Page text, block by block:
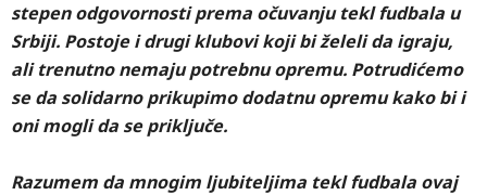
stepen odgovornosti prema očuvanju tekl fudbala u
Srbiji. Postoje i drugi klubovi koji bi želeli da igraju,
ali trenutno nemaju potrebnu opremu. Potrudićemo
se da solidarno prikupimo dodatnu opremu kako bi i
oni mogli da se priključe.
Razumem da mnogim ljubiteljima tekl fudbala ovaj